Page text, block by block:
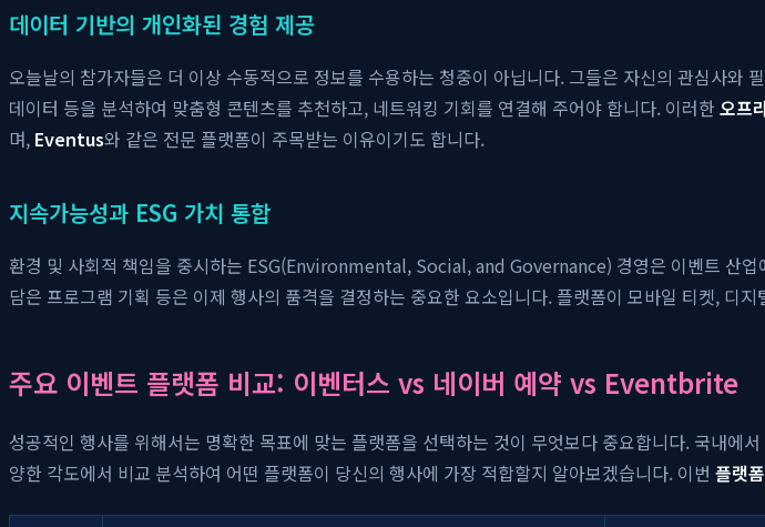
데이터 기반의 개인화된 경험 제공
오늘날의 참가자들은 더 이상 수동적으로 정보를 수용하는 청중이 아닙니다. 그들은 자신의 관심사
데이터 등을 분석하여 맞춤형 콘텐츠를 추천하고, 네트워킹 기회를 연결해 주어야 합니다. 이러한 오프
며, Eventus와 같은 전문 플랫폼이 주목받는 이유이기도 합니다.
지속가능성과 ESG 가치 통합
환경 및 사회적 책임을 중시하는 ESG(Environmental, Social, and Governance) 경영은 이벤트 산
담은 프로그램 기획 등은 이제 행사의 품격을 결정하는 중요한 요소입니다. 플랫폼이 모바일 티켓, 디
주요 이벤트 플랫폼 비교: 이벤터스 vs 네이버 예약 vs Eventbrite
성공적인 행사를 위해서는 명확한 목표에 맞는 플랫폼을 선택하는 것이 무엇보다 중요합니다. 국내
양한 각도에서 비교 분석하여 어떤 플랫폼이 당신의 행사에 가장 적합할지 알아보겠습니다. 이번 플랫